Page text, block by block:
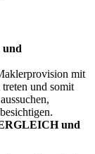
und
mit
und somit
und